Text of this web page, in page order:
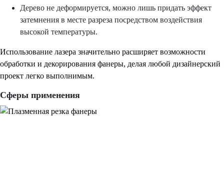
Дерево не деформируется, можно лишь придать эффект
затемнения в месте разреза посредством воздействия
высокой температуры.
Использование лазера значительно расширяет возможности
обработки и декорирования фанеры, делая любой дизайнерский
проект легко выполнимым.
Сферы применения